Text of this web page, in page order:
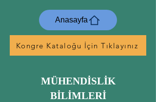
Anasayfa
Kongre Kataloğu İçin Tıklayınız
MÜHENDİSLİK
BİLİMLERİ